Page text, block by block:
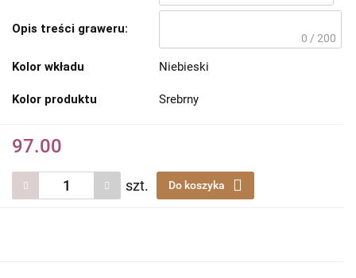
Opis treści graweru:
0 / 200
Kolor wkładu Niebieski
Kolor produktu Srebrny
97.00
szt. Do koszyka